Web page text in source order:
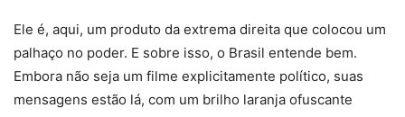
Ele é, aqui, um produto da extrema direita que colocou um
palhaço no poder. E sobre isso, o Brasil entende bem.
Embora não seja um filme explicitamente político, suas
mensagens estão lá, com um brilho laranja ofuscante